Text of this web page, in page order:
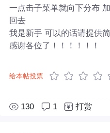
一点击子菜单就向下分布
回去
我是新手 可以的话请提供
感谢各位了！！！！！！
给本帖投票
130 1 打赏